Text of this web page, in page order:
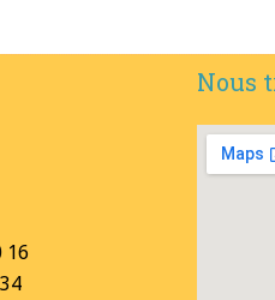
16
Nous